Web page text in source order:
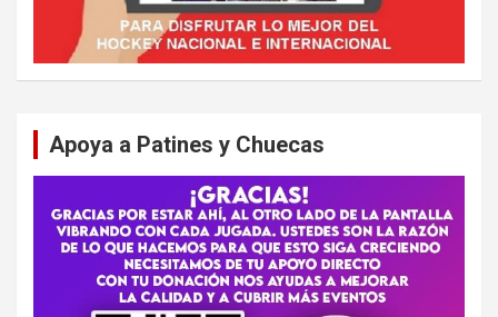
Apoya a Patines y Chuecas